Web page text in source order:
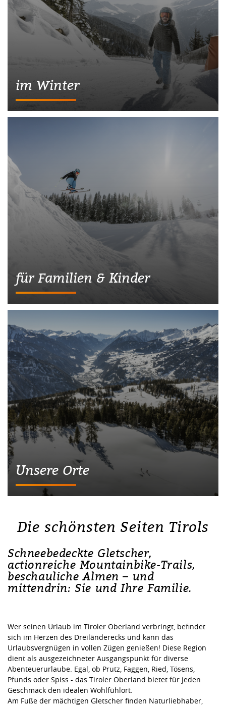
im Winter
für Familien & Kinder
Unsere Orte
Die schönsten Seiten Tirols
Schneebedeckte Gletscher,
actionreiche Mountainbike-Trails,
beschauliche Almen – und
mittendrin: Sie und Ihre Familie.
Wer seinen Urlaub im Tiroler Oberland verbringt, befindet
sich im Herzen des Dreiländerecks und kann das
Urlaubsvergnügen in vollen Zügen genießen! Diese Region
dient als ausgezeichneter Ausgangspunkt für diverse
Abenteuerurlaube. Egal, ob Prutz, Faggen, Ried, Tösens,
Pfunds oder Spiss - das Tiroler Oberland bietet für jeden
Geschmack den idealen Wohlfühlort.
Am Fuße der mächtigen Gletscher finden Naturliebhaber,